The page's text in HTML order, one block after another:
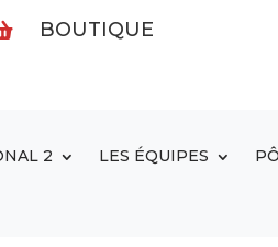
BOUTIQUE
2 LES ÉQUIPES